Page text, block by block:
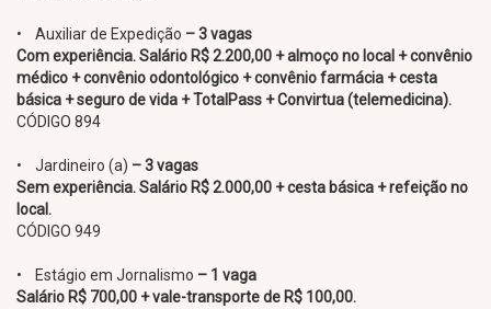
• Auxiliar de Expedição – 3 vagas
Com experiência. Salário R$ 2.200,00 + almoço no local + convênio
médico + convênio odontológico + convênio farmácia + cesta
básica + seguro de vida + TotalPass + Convirtua (telemedicina).
CÓDIGO 894
• Jardineiro (a) – 3 vagas
Sem experiência. Salário R$ 2.000,00 + cesta básica + refeição no
local.
CÓDIGO 949
• Estágio em Jornalismo – 1 vaga
Salário R$ 700,00 + vale-transporte de R$ 100,00.